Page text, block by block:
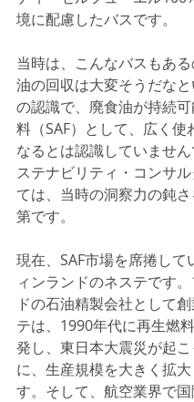
境に配慮したバスです。
当時は、こんなバスもあ
油の回収は大変そうだな
の認識で、廃食油が持続
料（SAF）として、広く使
なるとは認識していませ
ステナビリティ・コンサ
ては、当時の洞察力の鈍
第です。
現在、SAF市場を席捲して
ィンランドのネステです
ドの石油精製会社として
テは、1990年代に再生燃
発し、東日本大震災が起
に、生産規模を大きく拡大
す。そして、航空業界で